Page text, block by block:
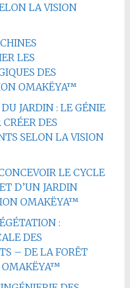
LA VISION
LES
DES
OMAKËYA™
JARDIN : LE GÉNIE
DES
SELON LA VISION
LE CYCLE
D’UN JARDIN
OMAKËYA™
:
DES
– DE LA FORÊT
OMAKËYA™